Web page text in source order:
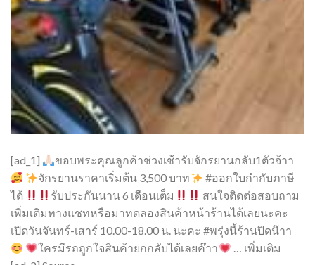
[ad_1]
ขอบพระคุณลูกค้าช่วงเช้ารับจักรยานกลับ1ตัวจ้าา
จักรยานราคาเริ่มต้น 3,500 บาท
#ออกใบกำกับภาษี
ได้
รับประกันนาน 6 เดือนเต็ม
สนใจติดต่อสอบถาม
เพิ่มเติมทางแชทหรือมาทดลองสินค้าหน้าร้านได้เลยนะคะ
เปิดวันจันทร์-เสาร์ 10.00-18.00 น. นะคะ #พรุ่งนี้ร้านปิดน๊าา
ใครมีรถถูกใจสินค้ายกกลับได้เลยค๊าา
… เพิ่มเติม